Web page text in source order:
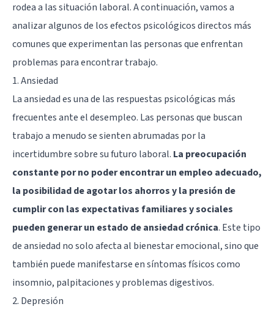
rodea a las situación laboral. A continuación, vamos a
analizar algunos de los efectos psicológicos directos más
comunes que experimentan las personas que enfrentan
problemas para encontrar trabajo.
1. Ansiedad
La ansiedad es una de las respuestas psicológicas más
frecuentes ante el desempleo. Las personas que buscan
trabajo a menudo se sienten abrumadas por la
incertidumbre sobre su futuro laboral. La preocupación
constante por no poder encontrar un empleo adecuado,
la posibilidad de agotar los ahorros y la presión de
cumplir con las expectativas familiares y sociales
pueden generar un estado de ansiedad crónica. Este tipo
de ansiedad no solo afecta al bienestar emocional, sino que
también puede manifestarse en síntomas físicos como
insomnio, palpitaciones y problemas digestivos.
2. Depresión